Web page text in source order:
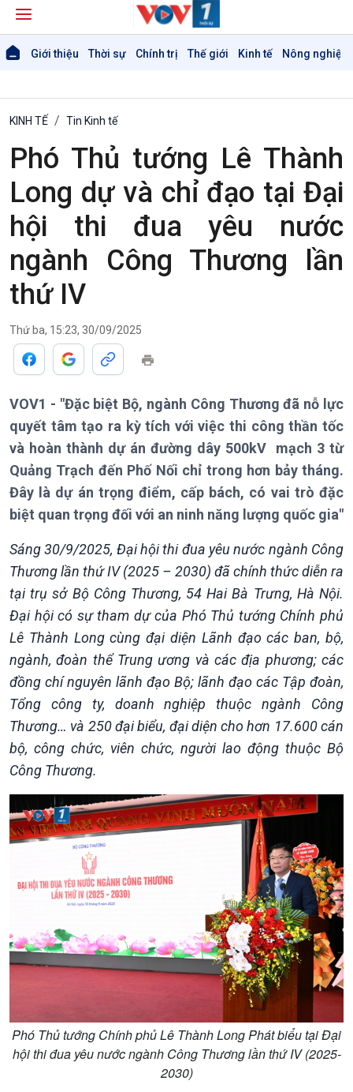
Giới thiệu Thời sự Chính trị Thế giới Kinh tế Nông nghiệp
Giới thiệu
Thời sự
Thời sự 6h
Thời sự 12h
Thời sự 18h
Thời sự 21h30
KINH TẾ Tin Kinh tế
Phó Thủ tướng Lê Thành
Long dự và chỉ đạo tại Đại
hội thi đua yêu nước
ngành Công Thương lần
thứ IV
Thứ ba, 15:23, 30/09/2025
VOV1 - "Đặc biệt Bộ, ngành Công Thương đã nỗ lực
quyết tâm tạo ra kỳ tích với việc thi công thần tốc
và hoàn thành dự án đường dây 500kV mạch 3 từ
Quảng Trạch đến Phố Nối chỉ trong hơn bảy tháng.
Đây là dự án trọng điểm, cấp bách, có vai trò đặc
biệt quan trọng đối với an ninh năng lượng quốc gia"
Sáng 30/9/2025, Đại hội thi đua yêu nước ngành Công
Thương lần thứ IV (2025 – 2030) đã chính thức diễn ra
tại trụ sở Bộ Công Thương, 54 Hai Bà Trưng, Hà Nội.
Đại hội có sự tham dự của Phó Thủ tướng Chính phủ
Lê Thành Long cùng đại diện Lãnh đạo các ban, bộ,
ngành, đoàn thể Trung ương và các địa phương; các
đồng chí nguyên lãnh đạo Bộ; lãnh đạo các Tập đoàn,
Tổng công ty, doanh nghiệp thuộc ngành Công
Thương… và 250 đại biểu, đại diện cho hơn 17.600 cán
bộ, công chức, viên chức, người lao động thuộc Bộ
Công Thương.
Phó Thủ tướng Chính phủ Lê Thành Long Phát biểu tại Đại
hội thi đua yêu nước ngành Công Thương lần thứ IV (2025-
2030)